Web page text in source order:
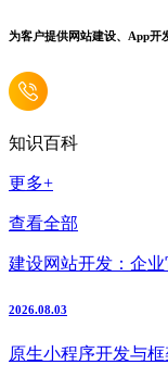
为客户提供网站建设、App开
知识百科
更多+
查看全部
建设网站开发：企
2026.08.03
原生小程序开发与